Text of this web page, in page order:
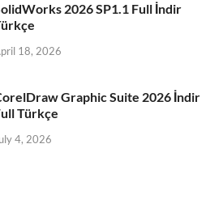
2026 SP1.1 Full İndir
18, 2026
Graphic Suite 2026 İndir
Türkçe
4, 2026